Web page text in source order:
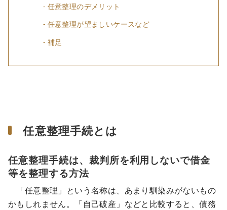
任意整理のデメリット
任意整理が望ましいケースなど
補足
任意整理手続とは
任意整理手続は、裁判所を利用しないで借金
等を整理する方法
「任意整理」という名称は、あまり馴染みがないもの
かもしれません。「自己破産」などと比較すると、債務